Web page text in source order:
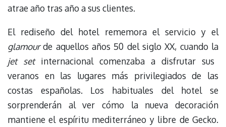
atrae año tras año a sus clientes.
El rediseño del hotel rememora el servicio y el
glamourde aquellos años 50 del siglo XX, cuando la
jet setinternacional comenzaba a disfrutar sus
veranos en las lugares más privilegiados de las
costas españolas. Los habituales del hotel se
sorprenderán al ver cómo la nueva decoración
mantiene el espíritu mediterráneo y libre de Gecko.